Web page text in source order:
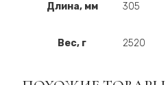
Длина, мм 305
Вес, г 2520